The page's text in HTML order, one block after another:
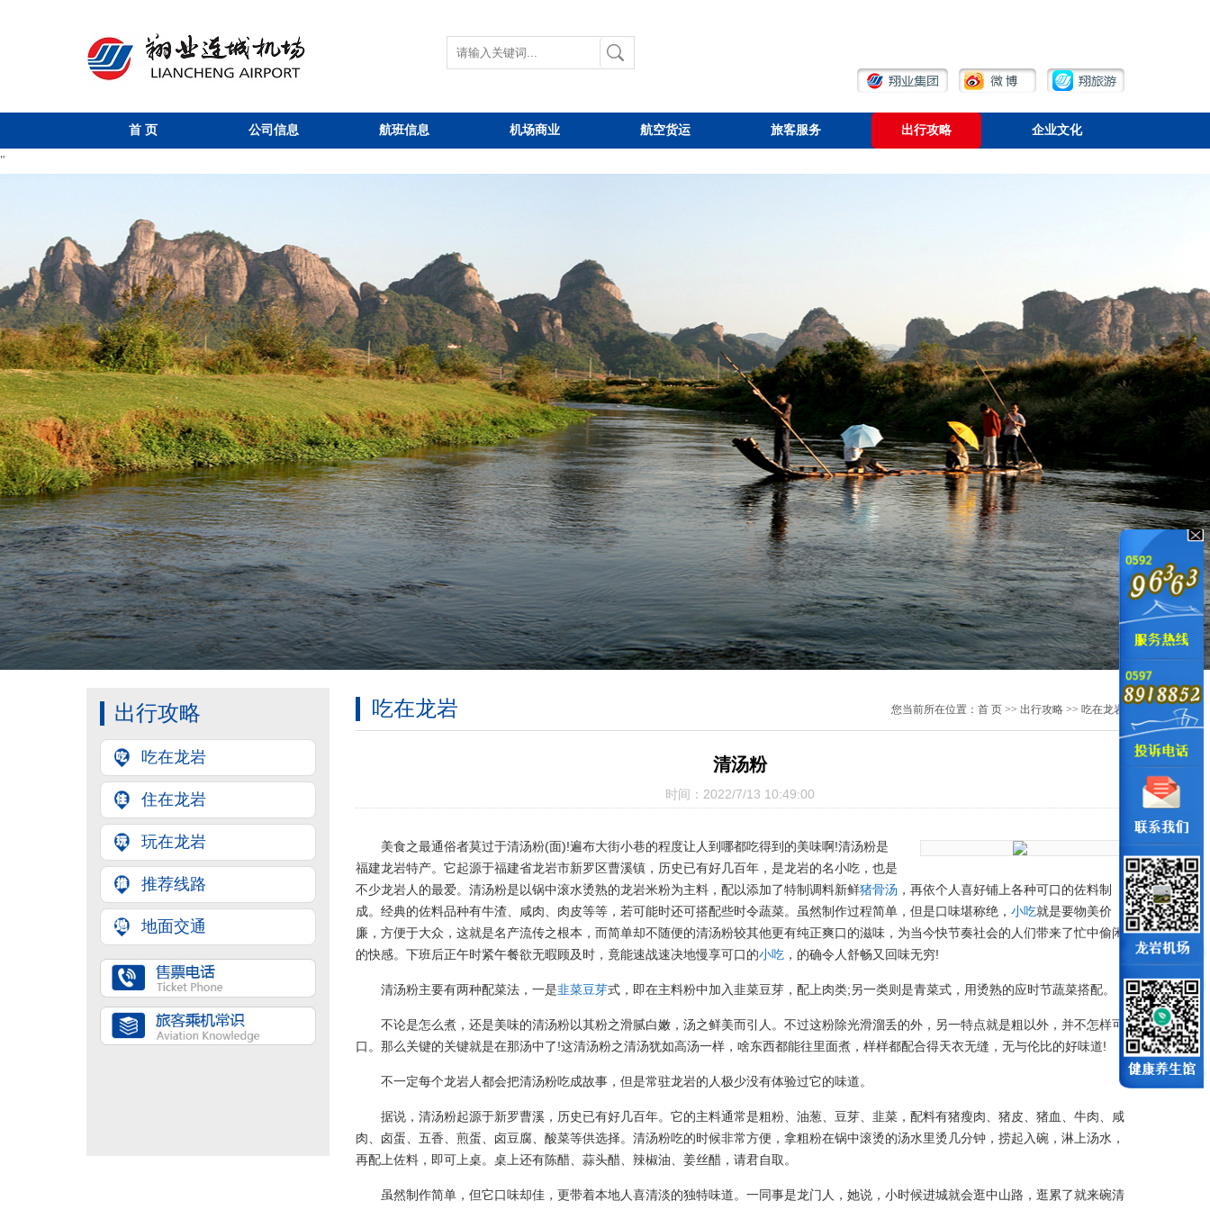
首页 公司信息 航班信息 机场商业 航空货运 旅客服务 出行攻略 企业文化
"
出行攻略
吃在龙岩
住在龙岩
玩在龙岩
推荐线路
地面交通
吃在龙岩 您当前所在位置： 首页>>出行攻略>>吃在龙岩
清汤粉
时间：2022/7/1310:49:00
美食之最通俗者莫过于清汤粉(面)!遍布大街小巷的程度让人到哪都吃得到的美味啊!清汤粉是
福建龙岩特产。它起源于福建省龙岩市新罗区曹溪镇，历史已有好几百年，是龙岩的名小吃，也是
不少龙岩人的最爱。清汤粉是以锅中滚水烫熟的龙岩米粉为主料，配以添加了特制调料新鲜猪骨汤 ，再依个人喜好铺上各种可口的佐料制
成。经典的佐料品种有牛渣、咸肉、肉皮等等，若可能时还可搭配些时令蔬菜。虽然制作过程简单，但是口味堪称绝， 小吃就是要物美价
廉，方便于大众，这就是名产流传之根本，而简单却不随便的清汤粉较其他更有纯正爽口的滋味，为当今快节奏社会的人们带来了忙中偷闲
的快感。下班后正午时紧午餐欲无暇顾及时，竟能速战速决地慢享可口的小吃，的确令人舒畅又回味无穷!
清汤粉主要有两种配菜法，一是韭菜豆芽式，即在主料粉中加入韭菜豆芽，配上肉类;另一类则是青菜式，用烫熟的应时节蔬菜搭配。
不论是怎么煮，还是美味的清汤粉以其粉之滑腻白嫩，汤之鲜美而引人。不过这粉除光滑溜丢的外，另一特点就是粗以外，并不怎样可
口。那么关键的关键就是在那汤中了!这清汤粉之清汤犹如高汤一样，啥东西都能往里面煮，样样都配合得天衣无缝，无与伦比的好味道!
不一定每个龙岩人都会把清汤粉吃成故事，但是常驻龙岩的人极少没有体验过它的味道。
据说，清汤粉起源于新罗曹溪，历史已有好几百年。它的主料通常是粗粉、油葱、豆芽、韭菜，配料有猪瘦肉、猪皮、猪血、牛肉、咸
肉、卤蛋、五香、煎蛋、卤豆腐、酸菜等供选择。清汤粉吃的时候非常方便，拿粗粉在锅中滚烫的汤水里烫几分钟，捞起入碗，淋上汤水，
再配上佐料，即可上桌。桌上还有陈醋、蒜头醋、辣椒油、姜丝醋，请君自取。
虽然制作简单，但它口味却佳，更带着本地人喜清淡的独特味道。一同事是龙门人，她说，小时候进城就会逛中山路，逛累了就来碗清